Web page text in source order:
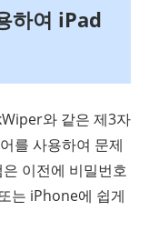
하여 iPad
와 같은 제3자
를 사용하여 문제
이전에 비밀번호
는 iPhone에 쉽게